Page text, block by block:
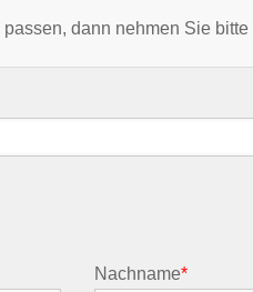
dann nehmen Sie bitte
Nachname*